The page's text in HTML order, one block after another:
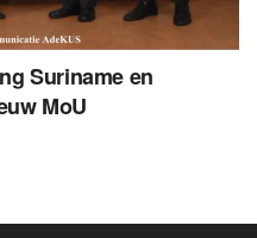
Suriname en
MoU